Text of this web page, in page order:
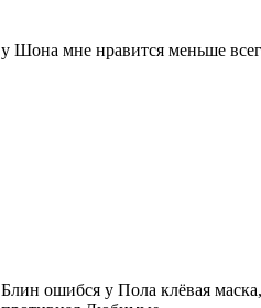
у Шона мне нравится меньше
Блин ошибся у Пола клёвая